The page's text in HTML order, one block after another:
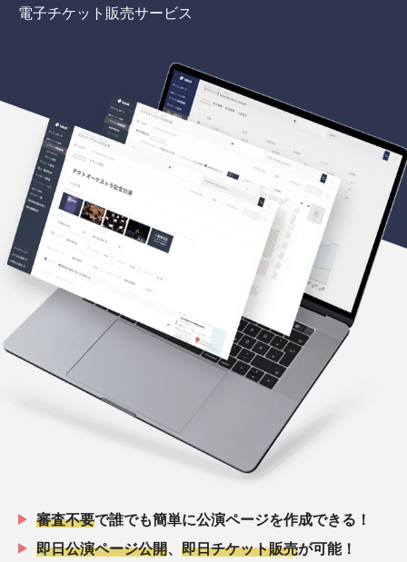
電子チケット販売サービス
審査不要で誰でも簡単に公演ページを作成できる！
即日公演ページ公開
即日チケット販売が可能！